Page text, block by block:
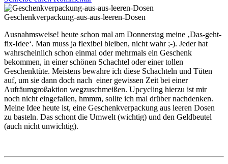
Geschenkverpackung-aus-aus-leeren-Dosen
Ausnahmsweise! heute schon mal am Donnerstag meine ‚Das-geht-
fix-Idee‘. Man muss ja flexibel bleiben, nicht wahr ;-). Jeder hat
wahrscheinlich schon einmal oder mehrmals ein Geschenk
bekommen, in einer schönen Schachtel oder einer tollen
Geschenktüte. Meistens bewahre ich diese Schachteln und Tüten
auf, um sie dann doch nach einer gewissen Zeit bei einer
Aufräumgroßaktion wegzuschmeißen. Upcycling hierzu ist mir
noch nicht eingefallen, hmmm, sollte ich mal drüber nachdenken.
Meine Idee heute ist, eine Geschenkverpackung aus leeren Dosen
zu basteln. Das schont die Umwelt (wichtig) und den Geldbeutel
(auch nicht unwichtig).